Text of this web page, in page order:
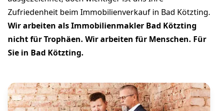
Zufriedenheit beim Immobilienverkauf in Bad Kötzting.
Wir arbeiten als Immobilienmakler Bad Kötzting
nicht für Trophäen. Wir arbeiten für Menschen. Für
Sie in Bad Kötzting.